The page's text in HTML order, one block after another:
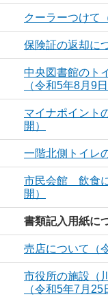
クーラーつけて
保険証の返却に
中央図書館のト
（令和5年8月9日
マイナポイント
開）
一階北側トイレ
市民会館 飲食
開）
書類記入用紙に
売店について（
市役所の施設（
（令和5年7月25